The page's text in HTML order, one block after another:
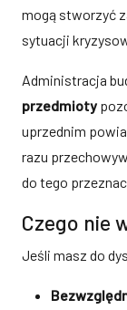
mogą stworzyć
sytuacji
Administracja
przedmioty
uprzednim
razu
do tego
Czego nie
Jeśli masz do